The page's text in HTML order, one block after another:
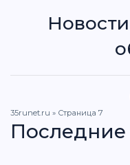
35runet.ru » Страница 7
Последние